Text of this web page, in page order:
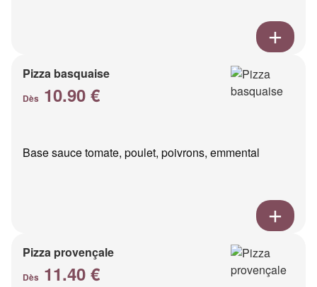
Pizza basquaise
Dès 10.90 €
Base sauce tomate, poulet, poivrons, emmental
Pizza provençale
Dès 11.40 €